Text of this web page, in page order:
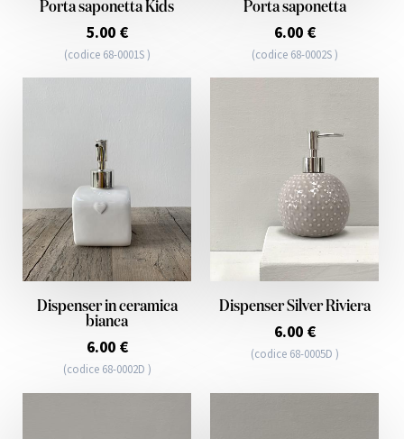
Porta saponetta Kids
5.00 €
(codice 68-0001S )
Porta saponetta
6.00 €
(codice 68-0002S )
Dispenser in ceramica
bianca
6.00 €
(codice 68-0002D )
Dispenser Silver Riviera
6.00 €
(codice 68-0005D )